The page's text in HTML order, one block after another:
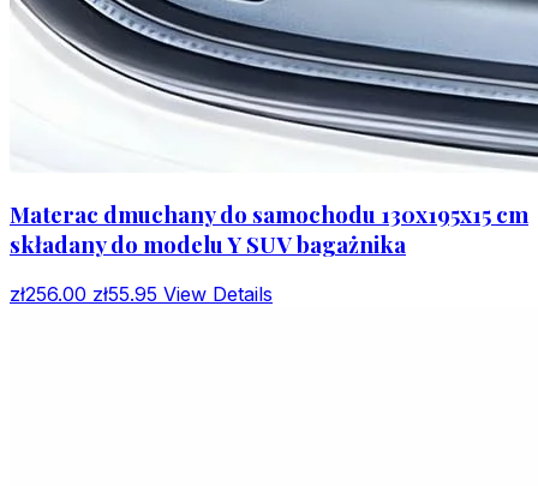
Materac dmuchany do samochodu 130x195x15 cm
składany do modelu Y SUV bagażnika
zł256.00 zł55.95 View Details